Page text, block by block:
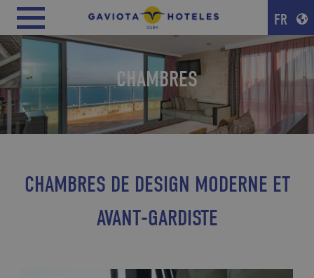
FR
CHAMBRES
CHAMBRES DE DESIGN MODERNE ET
AVANT-GARDISTE